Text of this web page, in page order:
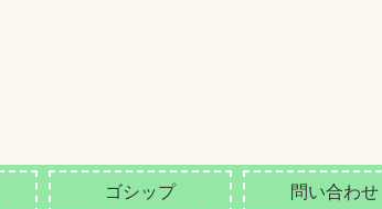
ゴシップ 問い合わせ